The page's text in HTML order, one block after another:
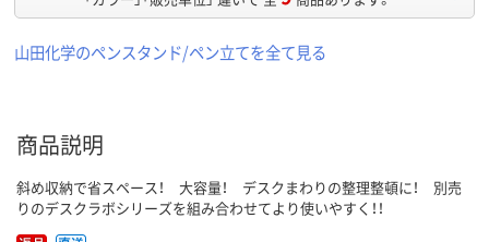
山田化学のペンスタンド/ペン立てを全て見る
商品説明
斜め収納で省スペース！ 大容量！ デスクまわりの整理整頓に！ 別売
りのデスクラボシリーズを組み合わせてより使いやすく！！